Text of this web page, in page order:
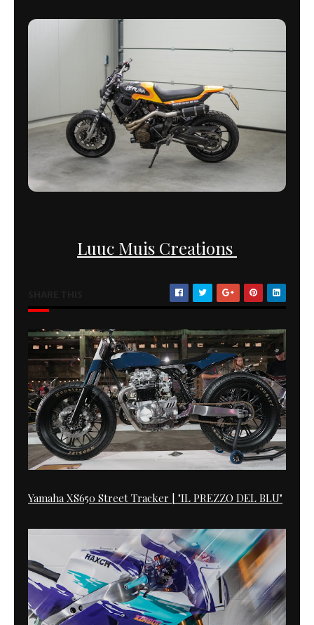
Luuc Muis Creations
Yamaha XS650 Street Tracker | "IL PREZZO DEL BLU"